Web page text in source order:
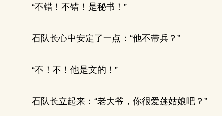
“不错！不错！是秘书！”
石队长心中安定了一点：“他不带兵？”
“不！不！他是文的！”
石队长立起来：“老大爷，你很爱莲姑娘吧？”